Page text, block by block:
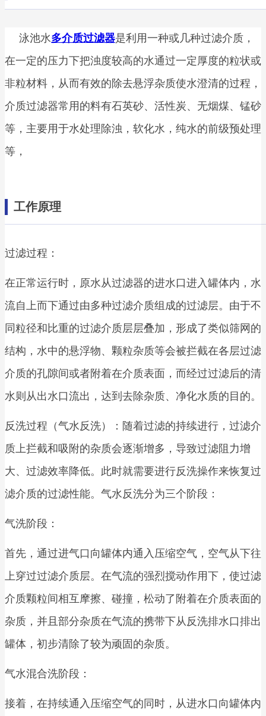
泳池水多介质过滤器是利用一种或几种过滤介质，
在一定的压力下把浊度较高的水通过一定厚度的粒状或
非粒材料，从而有效的除去悬浮杂质使水澄清的过程，
介质过滤器常用的料有石英砂、活性炭、无烟煤、锰砂
等，主要用于水处理除浊，软化水，纯水的前级预处理
等，
工作原理
过滤过程：
在正常运行时，原水从过滤器的进水口进入罐体内，水
流自上而下通过由多种过滤介质组成的过滤层。由于不
同粒径和比重的过滤介质层层叠加，形成了类似筛网的
结构，水中的悬浮物、颗粒杂质等会被拦截在各层过滤
介质的孔隙间或者附着在介质表面，而经过过滤后的清
水则从出水口流出，达到去除杂质、净化水质的目的。
反洗过程（气水反洗）：随着过滤的持续进行，过滤介
质上拦截和吸附的杂质会逐渐增多，导致过滤阻力增
大、过滤效率降低。此时就需要进行反洗操作来恢复过
滤介质的过滤性能。气水反洗分为三个阶段：
气洗阶段：
首先，通过进气口向罐体内通入压缩空气，空气从下往
上穿过过滤介质层。在气流的强烈搅动作用下，使过滤
介质颗粒间相互摩擦、碰撞，松动了附着在介质表面的
杂质，并且部分杂质在气流的携带下从反洗排水口排出
罐体，初步清除了较为顽固的杂质。
气水混合洗阶段：
接着，在持续通入压缩空气的同时，从进水口向罐体内